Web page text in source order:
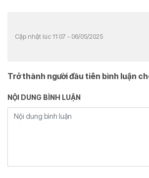
Cập nhật lúc 11:07 - 06/05/2025
Trở thành người đầu tiên bình luận
NỘI DUNG BÌNH LUẬN